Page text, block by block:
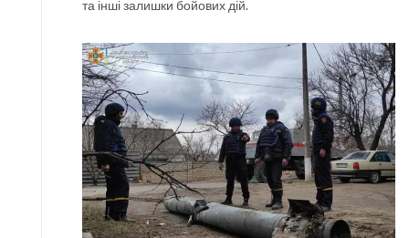
та інші залишки бойових дій.